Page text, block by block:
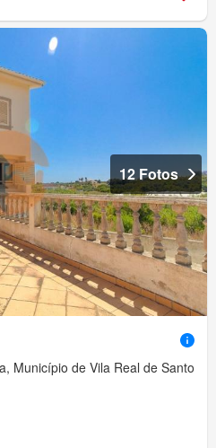
12 Fotos
Município de Vila Real de Santo